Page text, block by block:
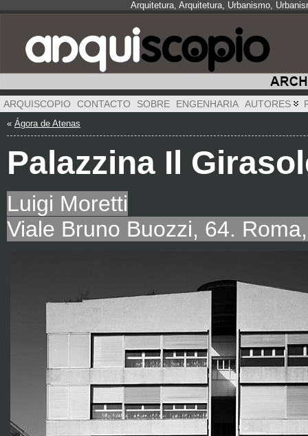
Arquitetura, Arquitetura, Urbanismo,
ARQUISCOPIO CONTACTO SOBRE ENGENHARIA AUTORES
« Ágora de Atenas
Palazzina Il
Luigi Moretti
Viale Bruno Buozzi, 64.